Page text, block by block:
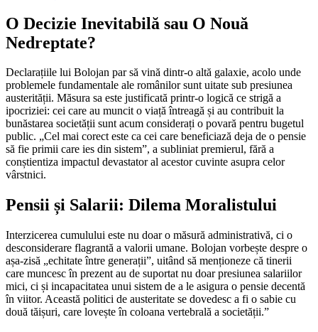
O Decizie Inevitabilă sau O Nouă
Nedreptate?
Declarațiile lui Bolojan par să vină dintr-o altă galaxie, acolo unde
problemele fundamentale ale românilor sunt uitate sub presiunea
austerității. Măsura sa este justificată printr-o logică ce strigă a
ipocriziei: cei care au muncit o viață întreagă și au contribuit la
bunăstarea societății sunt acum considerați o povară pentru bugetul
public. „Cel mai corect este ca cei care beneficiază deja de o pensie
să fie primii care ies din sistem”, a subliniat premierul, fără a
conștientiza impactul devastator al acestor cuvinte asupra celor
vârstnici.
Pensii și Salarii: Dilema Moralistului
Interzicerea cumulului este nu doar o măsură administrativă, ci o
desconsiderare flagrantă a valorii umane. Bolojan vorbește despre o
așa-zisă „echitate între generații”, uitând să menționeze că tinerii
care muncesc în prezent au de suportat nu doar presiunea salariilor
mici, ci și incapacitatea unui sistem de a le asigura o pensie decentă
în viitor. Această politici de austeritate se dovedesc a fi o sabie cu
două tăișuri, care lovește în coloana vertebrală a societății.”